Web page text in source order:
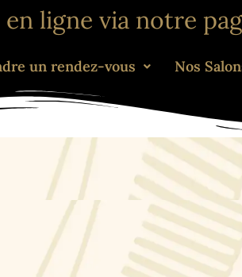
ligne via notre
un rendez-vous Nos